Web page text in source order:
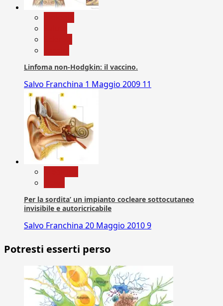
Linfoma non-Hodgkin: il vaccino.
Salvo Franchina 1 Maggio 2009 11
Per la sordita’ un impianto cocleare sottocutaneo
invisibile e autoricricabile
Salvo Franchina 20 Maggio 20109
Potresti esserti perso